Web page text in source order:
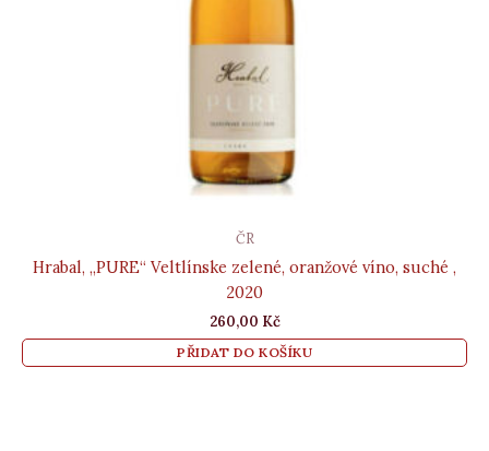
ČR
Hrabal, „PURE“ Veltlínske zelené, oranžové víno, suché ,
2020
260,00 Kč
PŘIDAT DO KOŠÍKU